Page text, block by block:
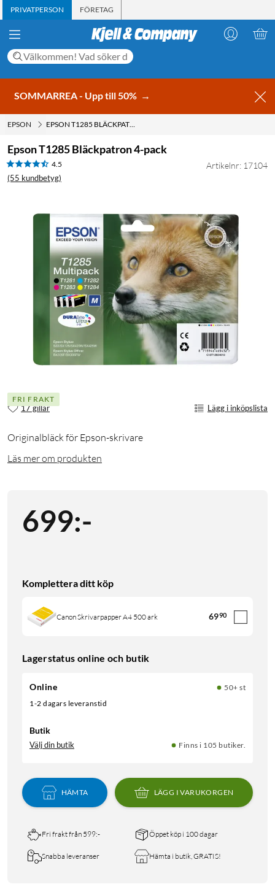
PRIVATPERSON FÖRETAG
SOMMARREA - Upp till 50% →
EPSON EPSON T1285 BLÄCKPATRON 4-PACK
Epson T1285 Bläckpatron 4-pack
4.5
(55 kundbetyg)
Artikelnr: 17104
FRI FRAKT
17 gillar Lägg i inköpslista
Originalbläck för Epson-skrivare
Läs mer om produkten
699:-
Komplettera ditt köp
Canon Skrivarpapper A4 500 ark 6990
Lagerstatus online och butik
Online
50+ st
1-2 dagars leveranstid
Butik
Välj din butik Finns i 105 butiker.
HÄMTA LÄGG I VARUKORGEN
Fri frakt från 599:- Öppet köp i 100 dagar
Snabba leveranser Hämta i butik, GRATIS!